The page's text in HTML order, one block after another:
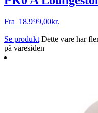
Fra 18.999,00kr.
Se produkt Dette vare har
på varesiden